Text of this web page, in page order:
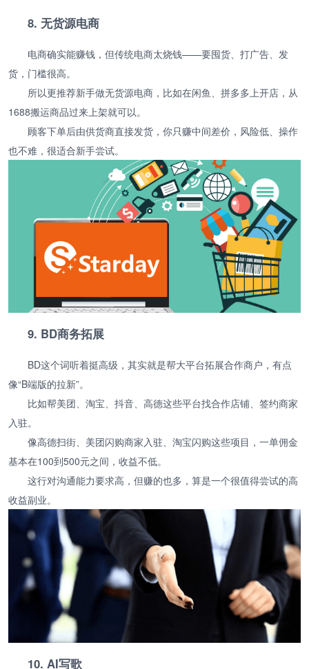
8. 无货源电商
电商确实能赚钱，但传统电商太烧钱——要囤货、打广告、发
货，门槛很高。
所以更推荐新手做无货源电商，比如在闲鱼、拼多多上开店，从
1688搬运商品过来上架就可以。
顾客下单后由供货商直接发货，你只赚中间差价，风险低、操作
也不难，很适合新手尝试。
9. BD商务拓展
BD这个词听着挺高级，其实就是帮大平台拓展合作商户，有点
像“B端版的拉新”。
比如帮美团、淘宝、抖音、高德这些平台找合作店铺、签约商家
入驻。
像高德扫街、美团闪购商家入驻、淘宝闪购这些项目，一单佣金
基本在100到500元之间，收益不低。
这行对沟通能力要求高，但赚的也多，算是一个很值得尝试的高
收益副业。
10. AI写歌